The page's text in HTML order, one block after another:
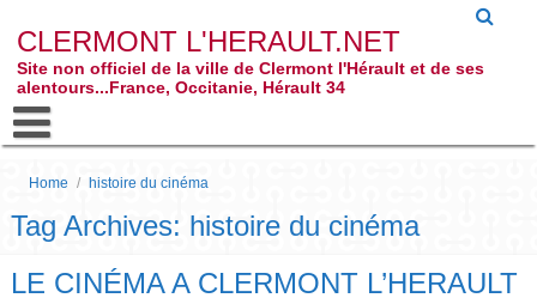
CLERMONT L'HERAULT.NET
Site non officiel de la ville de Clermont l'Hérault et de ses
alentours...France, Occitanie, Hérault 34
Home / histoire du cinéma
Tag Archives: histoire du cinéma
LE CINÉMA A CLERMONT L’HERAULT